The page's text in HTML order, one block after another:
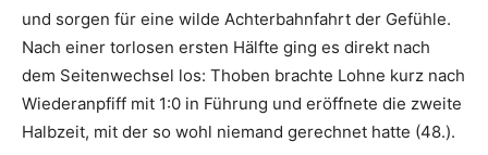
und sorgen für eine wilde Achterbahnfahrt der Gefühle.
Nach einer torlosen ersten Hälfte ging es direkt nach
dem Seitenwechsel los: Thoben brachte Lohne kurz nach
Wiederanpfiff mit 1:0 in Führung und eröffnete die zweite
Halbzeit, mit der so wohl niemand gerechnet hatte (48.).